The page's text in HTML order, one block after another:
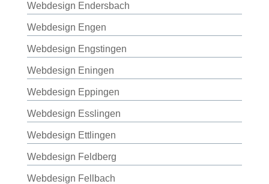
Webdesign Endersbach
Webdesign Engen
Webdesign Engstingen
Webdesign Eningen
Webdesign Eppingen
Webdesign Esslingen
Webdesign Ettlingen
Webdesign Feldberg
Webdesign Fellbach